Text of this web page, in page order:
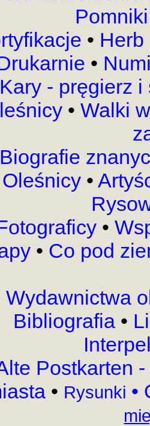
•
•
Kary - pręgierz
• Walki
Biografie
Oleśnicy •
•
• Co pod
Wydawnictwa
Bibliografia •
Postkarten
• Rysunki •